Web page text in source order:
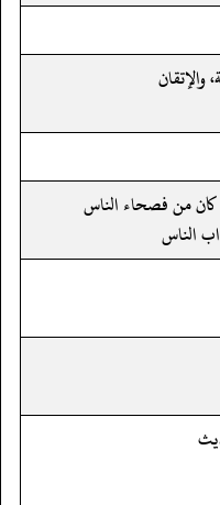
والإتقان
كان من فصحاء الناس
الناس